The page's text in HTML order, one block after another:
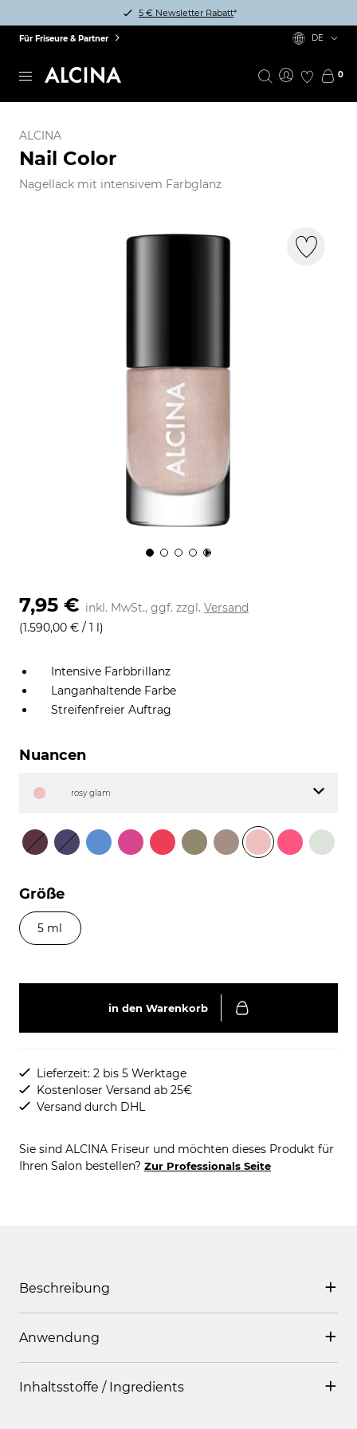
5 € Newsletter Rabatt*
Für Friseure & Partner DE
0
ALCINA
Nail Color
Nagellack mit intensivem Farbglanz
7,95 € inkl. MwSt., ggf. zzgl. Versand
(1.590,00 € / 1 l)
Intensive Farbbrillanz
Langanhaltende Farbe
Streifenfreier Auftrag
Nuancen
rosy glam
Größe
5 ml
in den Warenkorb
Lieferzeit: 2 bis 5 Werktage
Kostenloser Versand ab 25€
Versand durch DHL
Sie sind ALCINA Friseur und möchten dieses Produkt für
Ihren Salon bestellen? Zur Professionals Seite
Beschreibung
Der Nagellack zaubert brillante, intensiv deckende und
langanhaltende Farben auf die Nägel. Der speziell
geformte Pinsel passt sich der Nagelform optimal an
Anwendung
Den speziell geformten Pinsel mit der flachen Seite
Inhaltsstoffe / Ingredients